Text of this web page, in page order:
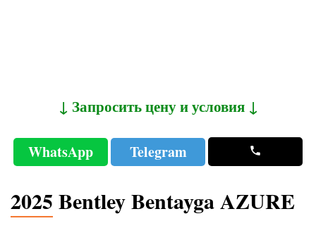
↓ Запросить цену и условия ↓
WhatsApp Telegram
2025 Bentley Bentayga AZURE